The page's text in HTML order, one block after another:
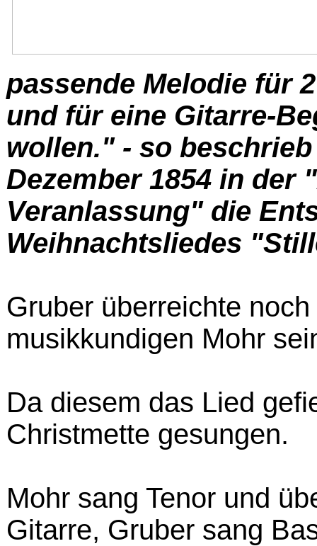
passende Melodie für
und für eine Gitarre-
wollen." - so
Dezember 1854 in der
Veranlassung" die
Weihnachtsliedes
Gruber überreichte
musikkundigen Mohr
Da diesem das Lied
Christmette gesungen.
Mohr sang Tenor und
Gitarre, Gruber sang